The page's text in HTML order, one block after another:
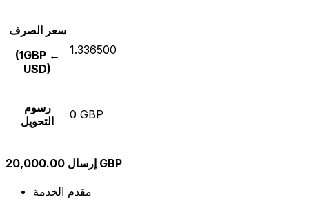
سعر الصرف
(1GBP ←
USD)
1.336500
رسوم
التحويل
0 GBP
إرسال 20,000.00 GBP
مقدم الخدمة